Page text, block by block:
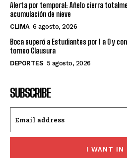
Alerta por temporal: Añelo cierra
acumulación de nieve
CLIMA 6 agosto, 2026
Boca superó a Estudiantes por 1 a 0 y
torneo Clausura
DEPORTES 5 agosto, 2026
SUBSCRIBE
I WANT IN